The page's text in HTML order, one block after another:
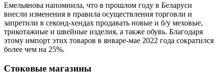
Емельянова напомнила, что в прошлом году в Беларуси
внесли изменения в правила осуществления торговли и
запретили в секонд-хендах продавать новые и б/у меховые,
трикотажные и швейные изделия, а также обувь. Благодаря
этому импорт этих товаров в январе-мае 2022 года сократился
более чем на 25%.
Стоковые магазины